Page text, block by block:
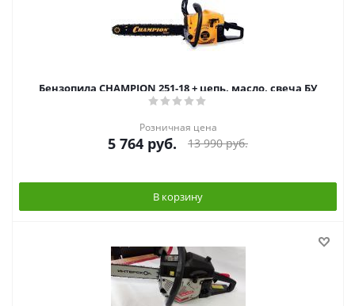
Бензопила CHAMPION 251-18 + цепь, масло, свеча БУ
Розничная цена
5 764 руб. 13 990руб.
В корзину